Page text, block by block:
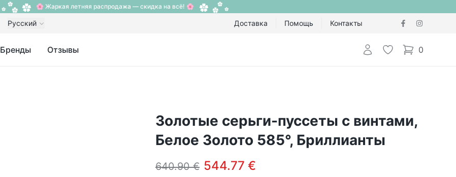
🌸 Жаркая летняя распродажа — скидка на всё! 🌸
Русский Доставка Помощь Контакты
Бренды Отзывы Авторизоваться
Избранное
0
items in cart,
Золотые серьги-пуссеты с винтами,
Белое Золото 585°, Бриллианты
640.90 € 544.77 €